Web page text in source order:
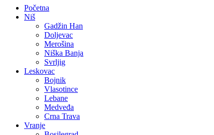
Početna
Niš
Gadžin Han
Doljevac
Merošina
Niška Banja
Svrljig
Leskovac
Bojnik
Vlasotince
Lebane
Medveđa
Crna Trava
Vranje